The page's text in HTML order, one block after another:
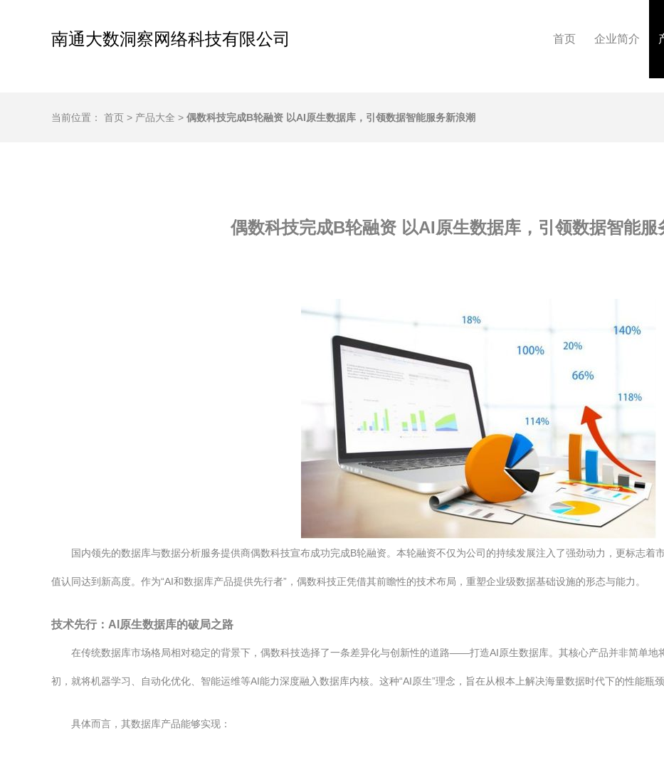
南通大数洞察网络科技有限公司 首页 企业简介
当前位置： 首页 > 产品大全 > 偶数科技完成B轮融资 以AI原生数据库，引领数据智能服务新浪潮
偶数科技完成B轮融资 以AI原生数据库，引领数据智能服
国内领先的数据库与数据分析服务提供商偶数科技宣布成功完成B轮融资。本轮融资不仅为公司的持续发展注入了强劲动力，更标志着
值认同达到新高度。作为“AI和数据库产品提供先行者”，偶数科技正凭借其前瞻性的技术布局，重塑企业级数据基础设施的形态与能力。
技术先行：AI原生数据库的破局之路
在传统数据库市场格局相对稳定的背景下，偶数科技选择了一条差异化与创新性的道路——打造AI原生数据库。其核心产品并非简单地
初，就将机器学习、自动化优化、智能运维等AI能力深度融入数据库内核。这种“AI原生”理念，旨在从根本上解决海量数据时代下的性能瓶
具体而言，其数据库产品能够实现：